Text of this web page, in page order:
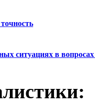
ситуациях в вопросах